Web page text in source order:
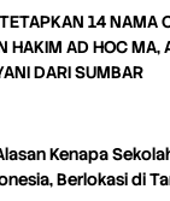
14 NAMA
HAKIM AD HOC MA,
DARI SUMBAR
Kenapa
Berlokasi di